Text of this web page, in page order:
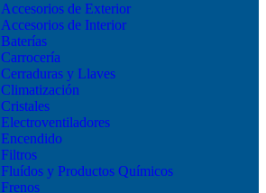
Accesorios de Exterior
Accesorios de Interior
Baterías
Carrocería
Cerraduras y Llaves
Climatización
Cristales
Electroventiladores
Encendido
Filtros
Fluídos y Productos Químicos
Frenos